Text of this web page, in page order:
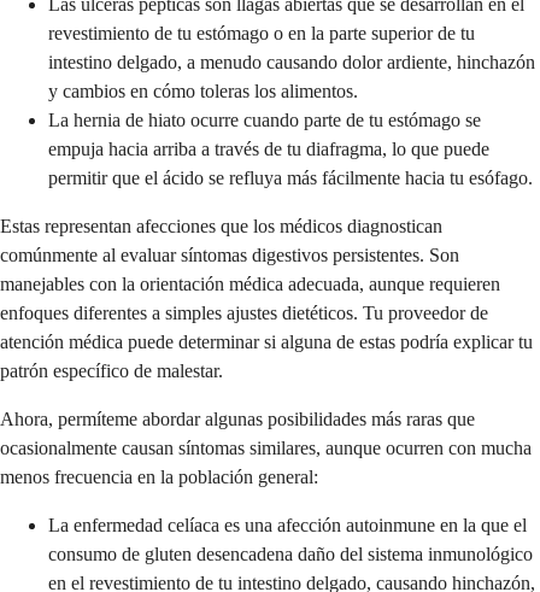
Las úlceras pépticas son llagas abiertas que se desarrollan en el
revestimiento de tu estómago o en la parte superior de tu
intestino delgado, a menudo causando dolor ardiente, hinchazón
y cambios en cómo toleras los alimentos.
La hernia de hiato ocurre cuando parte de tu estómago se
empuja hacia arriba a través de tu diafragma, lo que puede
permitir que el ácido se refluya más fácilmente hacia tu esófago.
Estas representan afecciones que los médicos diagnostican
comúnmente al evaluar síntomas digestivos persistentes. Son
manejables con la orientación médica adecuada, aunque requieren
enfoques diferentes a simples ajustes dietéticos. Tu proveedor de
atención médica puede determinar si alguna de estas podría explicar tu
patrón específico de malestar.
Ahora, permíteme abordar algunas posibilidades más raras que
ocasionalmente causan síntomas similares, aunque ocurren con mucha
menos frecuencia en la población general:
La enfermedad celíaca es una afección autoinmune en la que el
consumo de gluten desencadena daño del sistema inmunológico
en el revestimiento de tu intestino delgado, causando hinchazón,